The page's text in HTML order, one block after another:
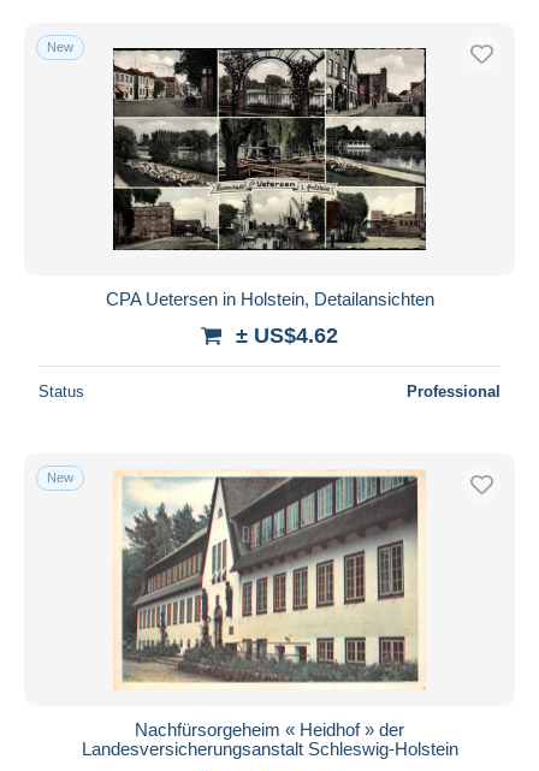
New
CPA Uetersen in Holstein, Detailansichten
± US$4.62
Status Professional
New
Nachfürsorgeheim « Heidhof » der
Landesversicherungsanstalt Schleswig-Holstein